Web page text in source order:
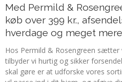
Med Permild &
køb over 399 kr.,
hverdage og meget mere
Hos Permild & Rosengreen
tilbyder vi hurtig og sikker
skal gøre er at udforske vores